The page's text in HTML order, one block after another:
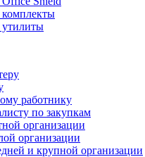
комплекты
утилиты
работнику
по закупкам
организации
организации
и крупной организации